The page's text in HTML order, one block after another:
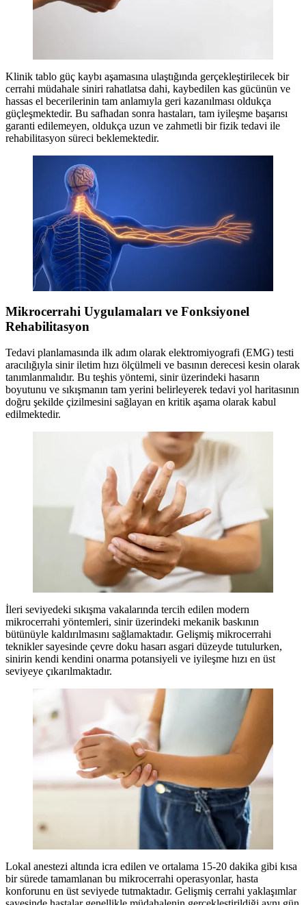
Klinik tablo güç kaybı aşamasına ulaştığında gerçekleştirilecek bir
cerrahi müdahale siniri rahatlatsa dahi, kaybedilen kas gücünün ve
hassas el becerilerinin tam anlamıyla geri kazanılması oldukça
güçleşmektedir. Bu safhadan sonra hastaları, tam iyileşme başarısı
garanti edilemeyen, oldukça uzun ve zahmetli bir fizik tedavi ile
rehabilitasyon süreci beklemektedir.
Mikrocerrahi Uygulamaları ve Fonksiyonel
Rehabilitasyon
Tedavi planlamasında ilk adım olarak elektromiyografi (EMG) testi
aracılığıyla sinir iletim hızı ölçülmeli ve basının derecesi kesin olarak
tanımlanmalıdır. Bu teşhis yöntemi, sinir üzerindeki hasarın
boyutunu ve sıkışmanın tam yerini belirleyerek tedavi yol haritasının
doğru şekilde çizilmesini sağlayan en kritik aşama olarak kabul
edilmektedir.
İleri seviyedeki sıkışma vakalarında tercih edilen modern
mikrocerrahi yöntemleri, sinir üzerindeki mekanik baskının
bütünüyle kaldırılmasını sağlamaktadır. Gelişmiş mikrocerrahi
teknikler sayesinde çevre doku hasarı asgari düzeyde tutulurken,
sinirin kendi kendini onarma potansiyeli ve iyileşme hızı en üst
seviyeye çıkarılmaktadır.
Lokal anestezi altında icra edilen ve ortalama 15-20 dakika gibi kısa
bir sürede tamamlanan bu mikrocerrahi operasyonlar, hasta
konforunu en üst seviyede tutmaktadır. Gelişmiş cerrahi yaklaşımlar